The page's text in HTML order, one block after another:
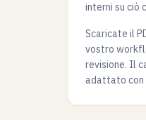
interni su ciò
Scaricate il
vostro
revisione. Il
adattato con